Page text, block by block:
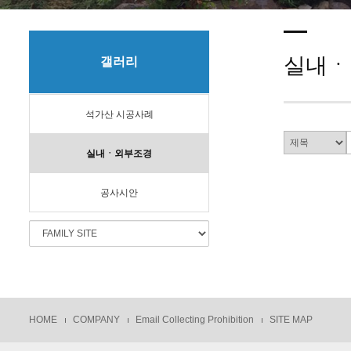
갤러리
석가산 시공사례
실내ㆍ외부조경
공사시안
실내
HOME COMPANY Email Collecting Prohibition SITE MAP